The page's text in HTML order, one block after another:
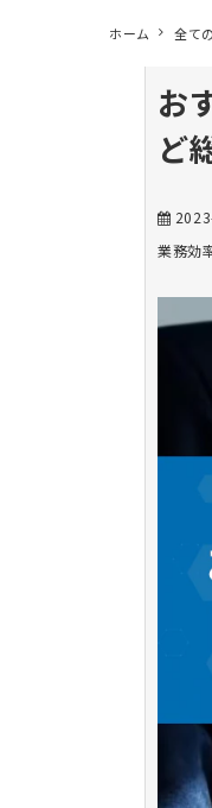
ホーム 全て
お
ど
業務効